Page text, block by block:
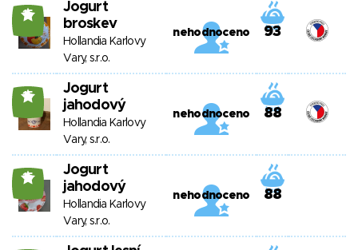
15
Jogurt
broskev
Hollandia Karlovy
Vary, s.r.o.
nehodnoceno 93
15
Jogurt
jahodový
Hollandia Karlovy
Vary, s.r.o.
nehodnoceno 88
15
Jogurt
jahodový
Hollandia Karlovy
Vary, s.r.o.
nehodnoceno 88